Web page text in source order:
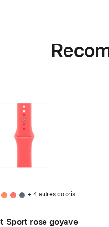
+ 4 autres coloris
Sport rose goyave